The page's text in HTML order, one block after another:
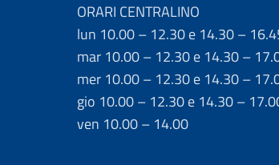
ORARI CENTRALINO
lun 10.00 – 12.30 e 14.30 –
mar 10.00 – 12.30 e 14.30 –
mer 10.00 – 12.30 e 14.30 –
gio 10.00 – 12.30 e 14.30 –
ven 10.00 – 14.00